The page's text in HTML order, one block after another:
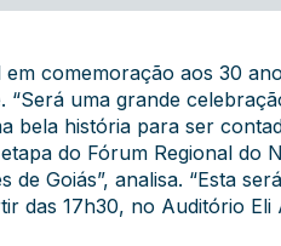
comemoração aos 30
“Será uma grande
bela história para ser
do Fórum Regional do
Goiás”, analisa. “Esta
das 17h30, no Auditório Eli